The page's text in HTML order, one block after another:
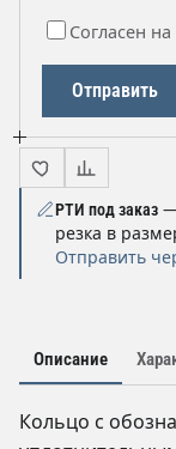
Согласен на
Отправить
РТИ под заказ
резка в
Отправить
Описание
Кольцо с